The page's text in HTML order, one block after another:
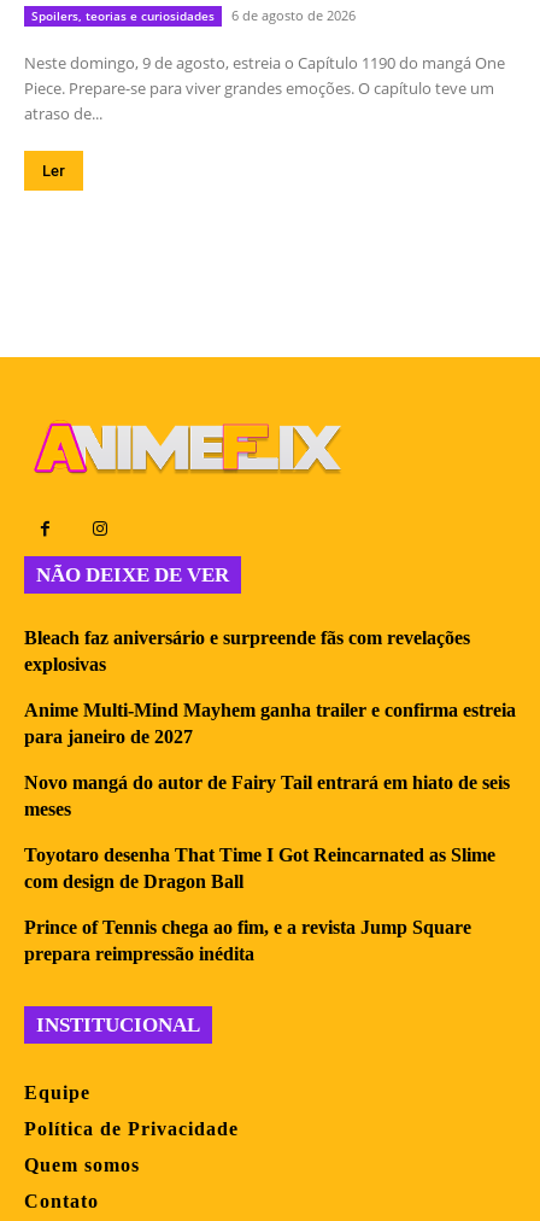
Spoilers, teorias e curiosidades 6 de agosto de 2026
Neste domingo, 9 de agosto, estreia o Capítulo 1190 do mangá One
Piece. Prepare-se para viver grandes emoções. O capítulo teve um
atraso de...
Ler
NÃO DEIXE DE VER
Bleach faz aniversário e surpreende fãs com revelações
explosivas
Anime Multi-Mind Mayhem ganha trailer e confirma estreia
para janeiro de 2027
Novo mangá do autor de Fairy Tail entrará em hiato de seis
meses
Toyotaro desenha That Time I Got Reincarnated as Slime
com design de Dragon Ball
Prince of Tennis chega ao fim, e a revista Jump Square
prepara reimpressão inédita
INSTITUCIONAL
Equipe
Política de Privacidade
Quem somos
Contato